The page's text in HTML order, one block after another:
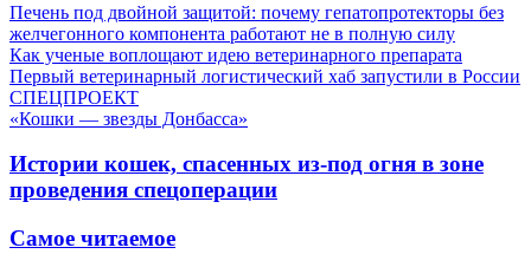
Печень под двойной защитой: почему гепатопротекторы без
желчегонного компонента работают не в полную силу
Как ученые воплощают идею ветеринарного препарата
Первый ветеринарный логистический хаб запустили в России
СПЕЦПРОЕКТ
«Кошки — звезды Донбасса»
Истории кошек, спасенных из-под огня в зоне
проведения спецоперации
Самое читаемое